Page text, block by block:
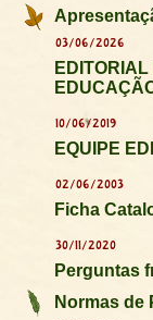
03/06/2026
10/06/2019
EQUIPE
02/06/2003
Ficha
30/11/2020
Perguntas
Normas de